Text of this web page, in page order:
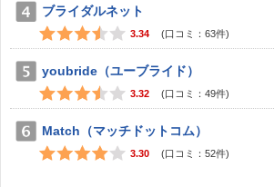
ブライダルネット
3.34 (口コミ： 63件)
youbride（ユーブライド）
3.32 (口コミ： 49件)
Match（マッチドットコム）
3.30 (口コミ： 52件)